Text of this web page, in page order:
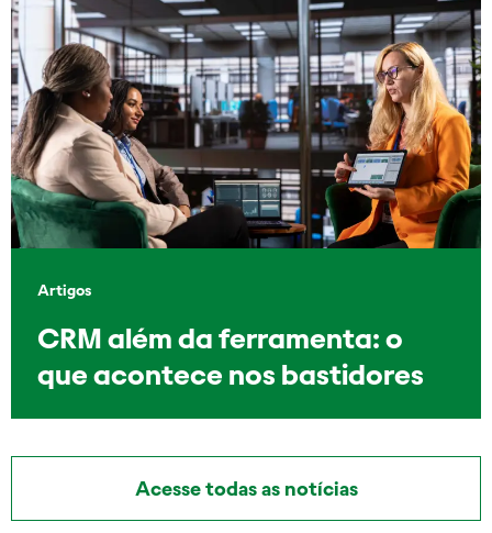
Artigos
CRM além da ferramenta: o
que acontece nos bastidores
Acesse todas as notícias